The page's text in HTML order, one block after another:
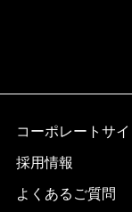
コーポレートサイ
採用情報
よくあるご質問